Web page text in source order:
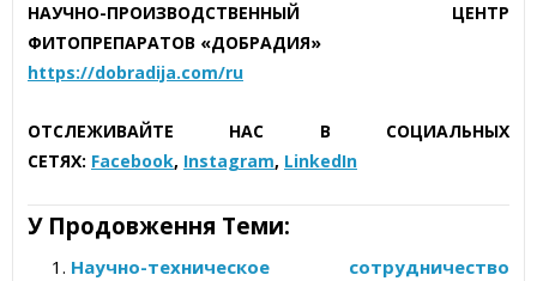
НАУЧНО-ПРОИЗВОДСТВЕННЫЙ ЦЕНТР
ФИТОПРЕПАРАТОВ «ДОБРАДИЯ»
https://dobradija.com/ru
ОТСЛЕЖИВАЙТЕ НАС В СОЦИАЛЬНЫХ
СЕТЯХ: Facebook, Instagram, LinkedIn
У Продовження Теми:
Научно-техническое сотрудничество